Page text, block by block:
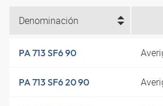
Denominación
PA 713 SF6 90
PA 713 SF6 20 90